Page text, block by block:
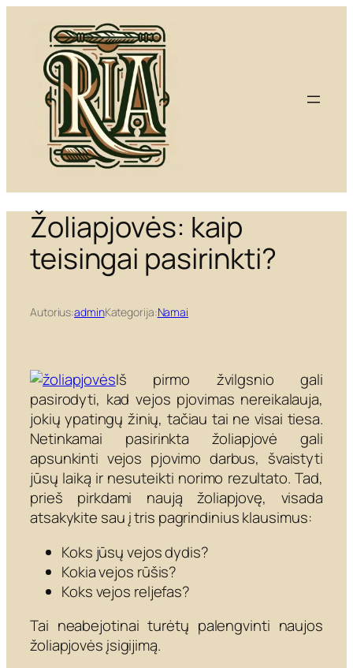
turinio
Žoliapjovės: kaip
teisingai pasirinkti?
Autorius:adminKategorija:Namai
Iš pirmo žvilgsnio gali
pasirodyti, kad vejos pjovimas nereikalauja,
jokių ypatingų žinių, tačiau tai ne visai tiesa.
Netinkamai pasirinkta žoliapjovė gali
apsunkinti vejos pjovimo darbus, švaistyti
jūsų laiką ir nesuteikti norimo rezultato. Tad,
prieš pirkdami naują žoliapjovę, visada
atsakykite sau į tris pagrindinius klausimus:
Koks jūsų vejos dydis?
Kokia vejos rūšis?
Koks vejos reljefas?
Tai neabejotinai turėtų palengvinti naujos
žoliapjovės įsigijimą.